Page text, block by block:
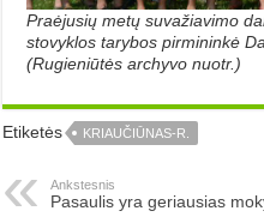
Praėjusių metų suvažiavimo
stovyklos tarybos pirmininkė
(Rugieniūtės archyvo nuotr.)
Etiketės KRIAUČIŪNAS-R.
Ankstesnis
Pasaulis yra geriausias